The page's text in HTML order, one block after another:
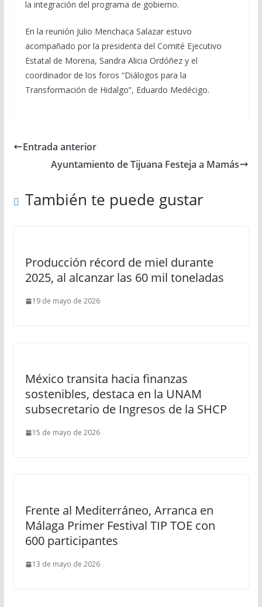
la integración del programa de gobierno.
En la reunión Julio Menchaca Salazar estuvo
acompañado por la presidenta del Comité Ejecutivo
Estatal de Morena, Sandra Alicia Ordóñez y el
coordinador de los foros “Diálogos para la
Transformación de Hidalgo”, Eduardo Medécigo.
Entrada anterior
Ayuntamiento de Tijuana Festeja a Mamás
También te puede gustar
Producción récord de miel durante
2025, al alcanzar las 60 mil toneladas
19 de mayo de 2026
México transita hacia finanzas
sostenibles, destaca en la UNAM
subsecretario de Ingresos de la SHCP
15 de mayo de 2026
Frente al Mediterráneo, Arranca en
Málaga Primer Festival TIP TOE con
600 participantes
13 de mayo de 2026